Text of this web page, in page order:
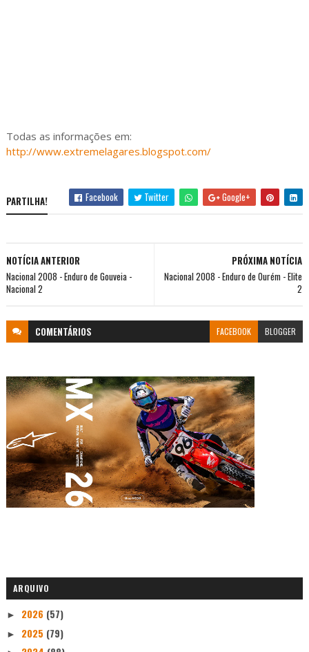
Todas as informações em:
http://www.extremelagares.blogspot.com/
PARTILHA! Facebook Twitter Google+
PRÓXIMA NOTÍCIA
Nacional 2008 - Enduro de Ourém - Elite
2
NOTÍCIA ANTERIOR
Nacional 2008 - Enduro de Gouveia -
Nacional 2
COMENTÁRIOS FACEBOOK BLOGGER
ARQUIVO
► 2026 (57)
► 2025 (79)